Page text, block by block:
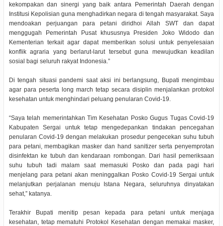
kekompakan dan sinergi yang baik antara Pemerintah Daerah dengan
Institusi Kepolisian guna menghadirkan negara di tengah masyarakat. Saya
mendoakan perjuangan para petani diridhoi Allah SWT dan dapat
menggugah Pemerintah Pusat khususnya Presiden Joko Widodo dan
Kementerian terkait agar dapat memberikan solusi untuk penyelesaian
konflik agraria yang berlarut-larut tersebut guna mewujudkan keadilan
sosial bagi seluruh rakyat Indonesia.”
Di tengah situasi pandemi saat aksi ini berlangsung, Bupati mengimbau
agar para peserta long march tetap secara disiplin menjalankan protokol
kesehatan untuk menghindari peluang penularan Covid-19.
“Saya telah memerintahkan Tim Kesehatan Posko Gugus Tugas Covid-19
Kabupaten Sergai untuk tetap mengedepankan tindakan pencegahan
penularan Covid-19 dengan melakukan prosedur pengecekan suhu tubuh
para petani, membagikan masker dan hand sanitizer serta penyemprotan
disinfektan ke tubuh dan kendaraan rombongan. Dari hasil pemeriksaan
suhu tubuh tadi malam saat memasuki Posko dan pada pagi hari
menjelang para petani akan meninggalkan Posko Covid-19 Sergai untuk
melanjutkan perjalanan menuju Istana Negara, seluruhnya dinyatakan
sehat,” katanya.
Terakhir Bupati menitip pesan kepada para petani untuk menjaga
kesehatan, tetap mematuhi Protokol Kesehatan dengan memakai masker,